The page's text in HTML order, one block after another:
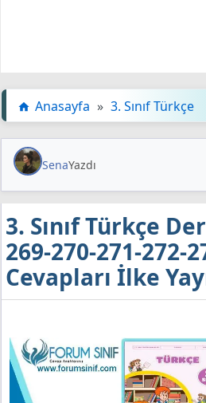
Anasayfa » 3. Sınıf Türkçe
SenaYazdı
3. Sınıf Türkçe
269-270-271-272-
Cevapları İlke